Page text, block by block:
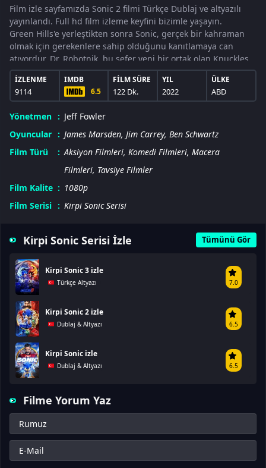
Film izle sayfamızda Sonic 2 filmi Türkçe Dublaj ve altyazılı
yayınlandı. Full hd film izleme keyfini bizimle yaşayın.
Green Hills'e yerleştikten sonra Sonic, gerçek bir kahraman
olmak için gerekenlere sahip olduğunu kanıtlamaya can
atıyordur. Dr. Robotnik, bu sefer yeni bir ortak olan Knuckles
ile medeniyetleri yok etme gücüne sahip bir zümrüt arayışıyla
hayatlarına geri döner. Sonic ise kendi yardımcısı Tails ile
birlik olur ve birlikte zümrüdü yanlış ellere düşmeden önce
seyirler dileriz..
Yönetmen
Jeff Fowler
Oyuncular
James Marsden, Jim Carrey, Ben Schwartz
Film Türü
Aksiyon Filmleri, Komedi Filmleri, Macera
Filmleri, Tavsiye Filmler
Film Kalite
1080p
Film Serisi
Kirpi Sonic Serisi
İZLENME
9114
IMDB
6.5
FILM SÜRE
122 Dk.
YIL
2022
ÜLKE
ABD
Kirpi Sonic Serisi İzle Tümünü Gör
Kirpi Sonic 3 izle
Türkçe Altyazı 7.0
Kirpi Sonic 2 izle
Dublaj & Altyazı 6.5
Kirpi Sonic izle
Dublaj & Altyazı 6.5
Filme Yorum Yaz